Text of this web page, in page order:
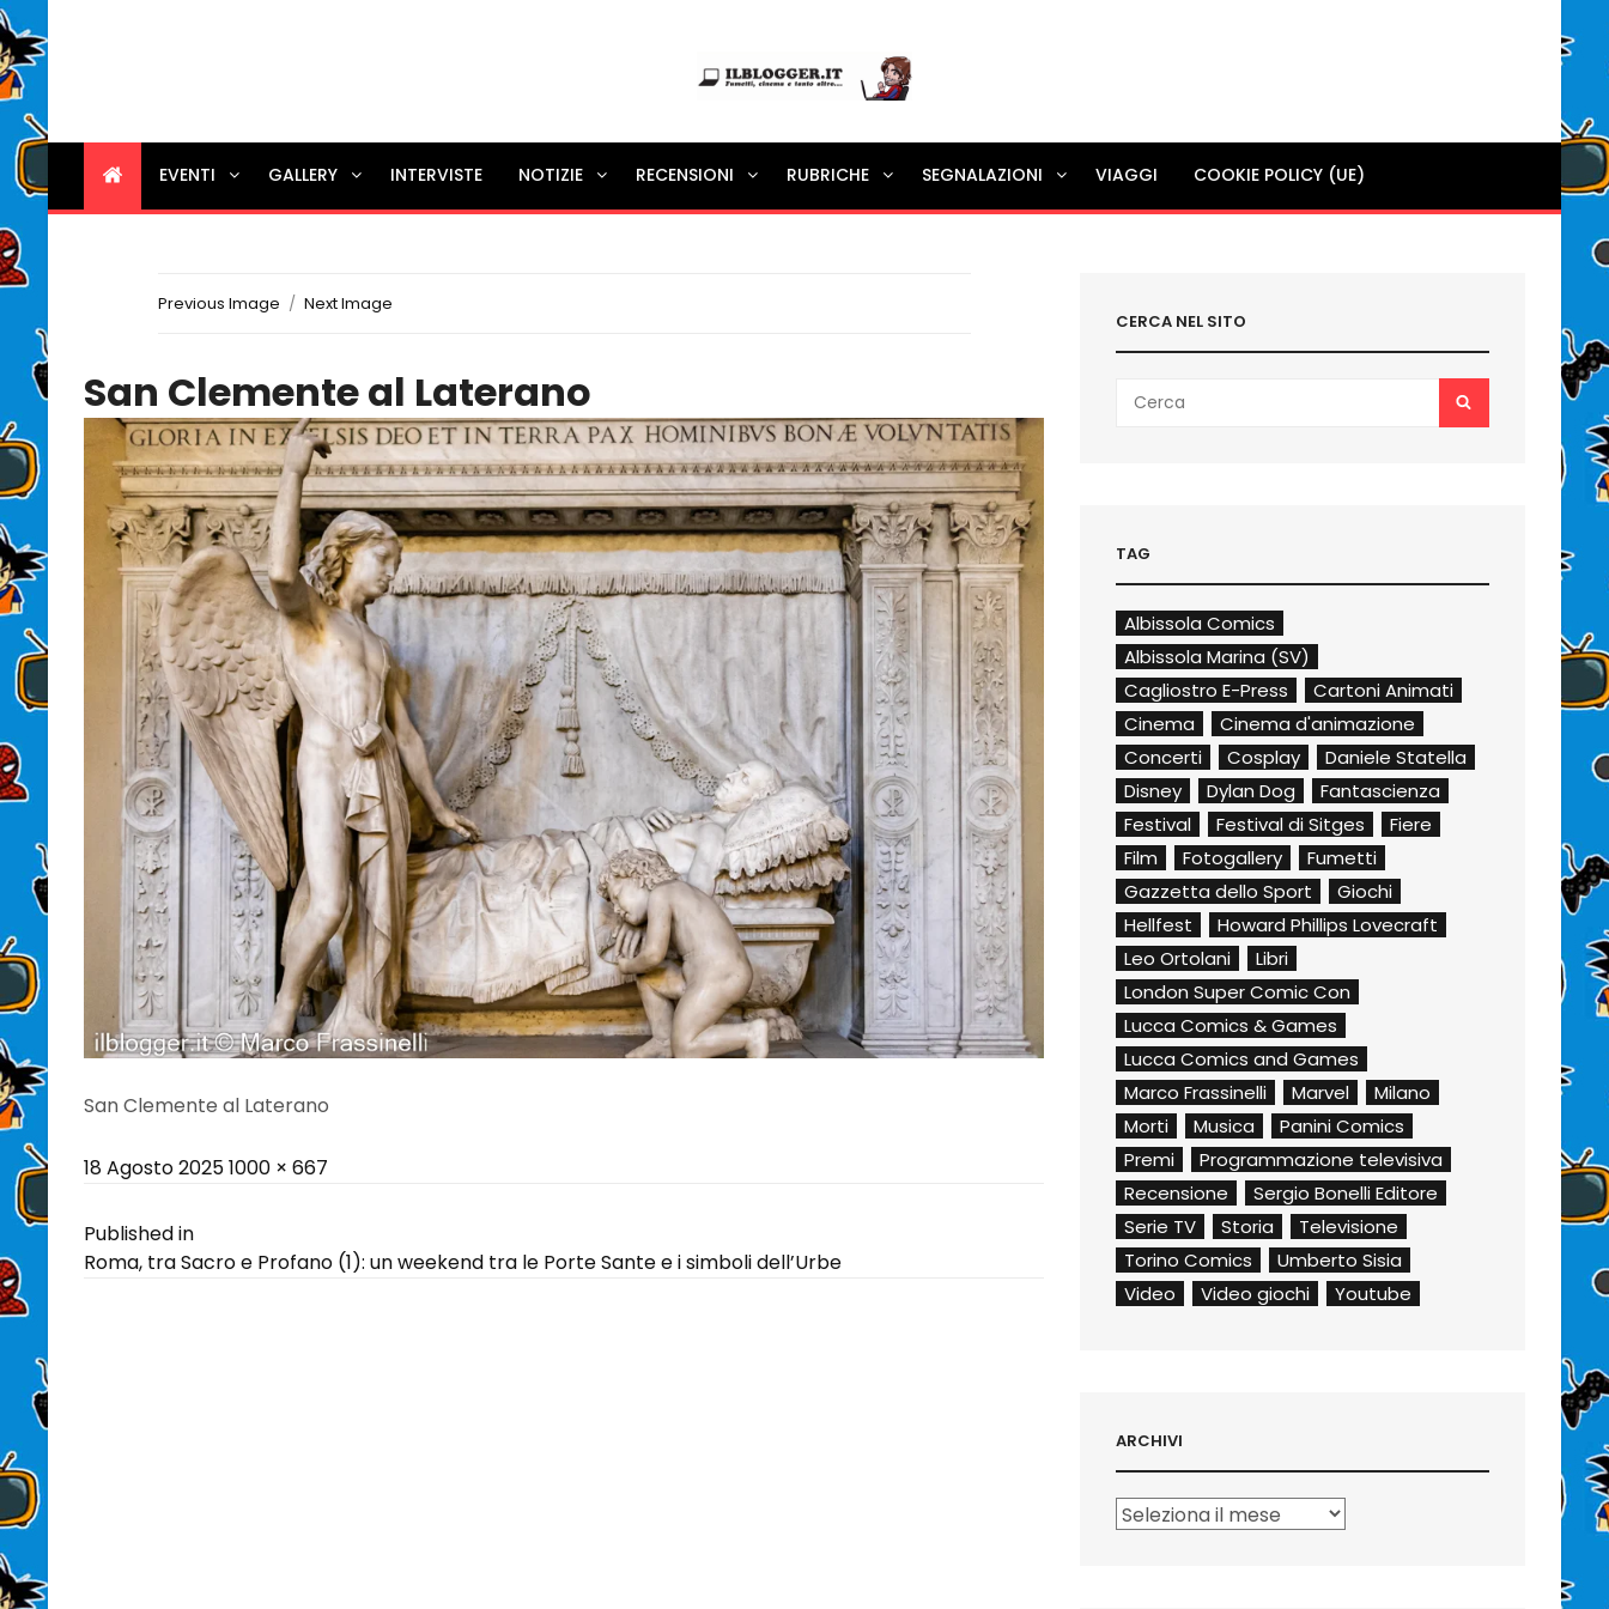
Ilblogger.it
Il portalino di blog |
EVENTI GALLERY INTERVISTE NOTIZIE RECENSIONI RUBRICHE SEGNALAZIONI VIAGGI COOKIE POLICY (UE)
Previous Image Next Image
San Clemente al Laterano
San Clemente al Laterano
Posted
18 Agosto 2025Full
1000 × 667
Navigazione
articoli
Published in
Roma, tra Sacro e Profano (1): un weekend tra le Porte Sante e i simboli dell’Urbe
CERCA NEL SITO
for:
TAG
Albissola Comics
Albissola Marina (SV)
Cagliostro E-Press
Cartoni Animati
Cinema
Cinema d'animazione
Concerti
Cosplay
Daniele Statella
Disney
Dylan Dog
Fantascienza
Festival
Festival di Sitges
Fiere
Film
Fotogallery
Fumetti
Gazzetta dello Sport
Giochi
Hellfest
Howard Phillips Lovecraft
Leo Ortolani
Libri
London Super Comic Con
Lucca Comics & Games
Lucca Comics and Games
Marco Frassinelli
Marvel
Milano
Morti
Musica
Panini Comics
Premi
Programmazione televisiva
Recensione
Sergio Bonelli Editore
Serie TV
Storia
Televisione
Torino Comics
Umberto Sisia
Video
Video giochi Youtube
ARCHIVI
Archivi